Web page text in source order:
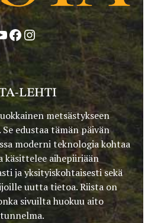
Facebook
Instagram
LEHTI
metsästykseen
edustaa tämän päivän
moderni teknologia kohtaa
käsittelee aihepiiriään
ja yksityiskohtaisesti sekä
uutta tietoa. Riista on
sivuilta huokuu aito